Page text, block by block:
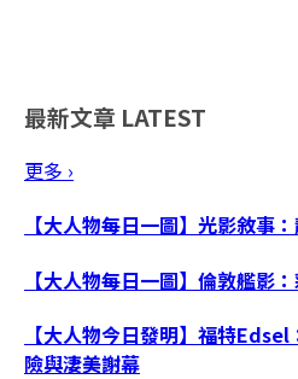
最新文章 LATEST
更多 ›
【大人物每日一圖】光影敘事
【大人物每日一圖】倫敦艦影
【大人物今日發明】福特
險與淒美謝幕